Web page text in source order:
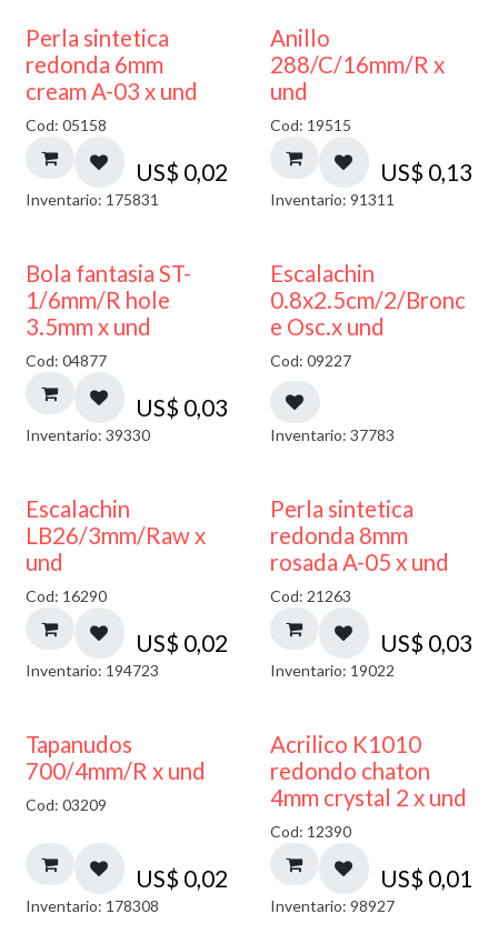
Perla sintetica
redonda 6mm
cream A-03 x und
Cod: 05158
US$ 0,02
Inventario: 175831
Anillo
288/C/16mm/R x
und
Cod: 19515
US$ 0,13
Inventario: 91311
Bola fantasia ST-
1/6mm/R hole
3.5mm x und
Cod: 04877
US$ 0,03
Inventario: 39330
Escalachin
0.8x2.5cm/2/Bronc
e Osc.x und
Cod: 09227
Inventario: 37783
Escalachin
LB26/3mm/Raw x
und
Cod: 16290
US$ 0,02
Inventario: 194723
Perla sintetica
redonda 8mm
rosada A-05 x und
Cod: 21263
US$ 0,03
Inventario: 19022
Tapanudos
700/4mm/R x und
Cod: 03209
US$ 0,02
Inventario: 178308
50% DESCUENTO
Acrilico K1010
redondo chaton
4mm crystal 2 x und
Cod: 12390
US$ 0,01
Inventario: 98927